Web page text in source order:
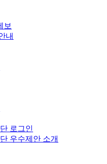
보
내
로그인
우수제안 소개